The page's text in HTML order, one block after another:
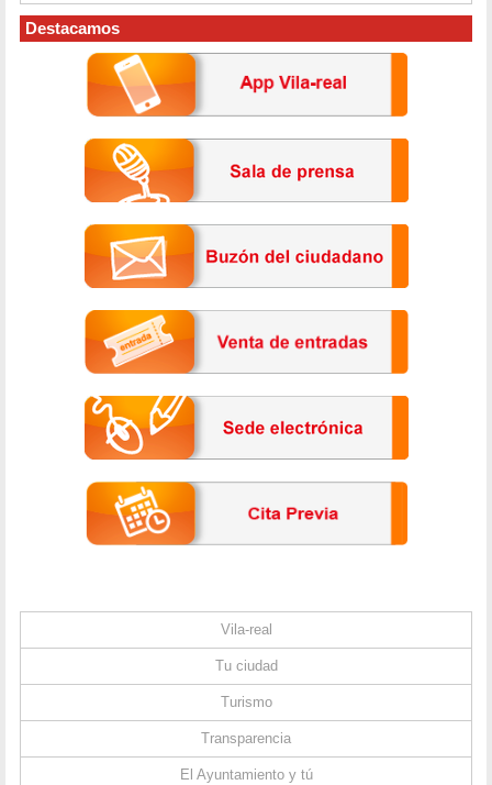
Destacamos
Vila-real
Tu ciudad
Turismo
Transparencia
El Ayuntamiento y tú